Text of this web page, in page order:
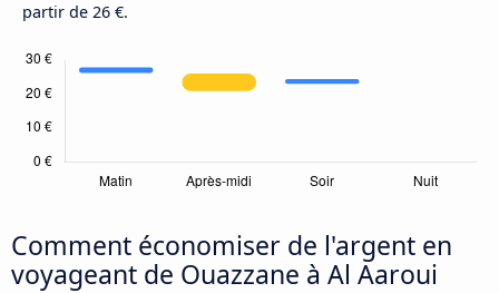
partir de 26 €.
Comment économiser de l'argent en
voyageant de Ouazzane à Al Aaroui